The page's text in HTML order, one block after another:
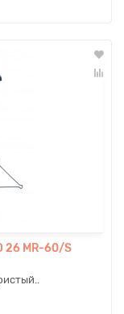
26 MR-60/S